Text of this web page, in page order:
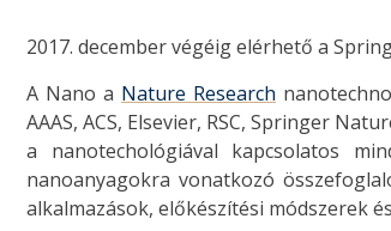
2017. december végéig elérhető a
A Nano a Nature Research
AAAS, ACS, Elsevier, RSC, Springer
a nanotechológiával kapcsolatos
nanoanyagokra vonatkozó
alkalmazások, előkészítési módszerek